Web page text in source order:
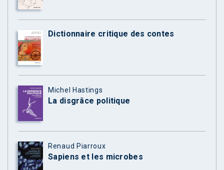
Dictionnaire critique des contes
Michel Hastings
La disgrâce politique
Renaud Piarroux
Sapiens et les microbes